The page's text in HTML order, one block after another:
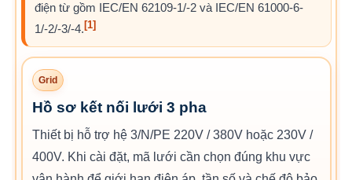
điện từ gồm IEC/EN 62109-1/-2 và IEC/EN 61000-6-
1/-2/-3/-4. [1]
Grid
Hồ sơ kết nối lưới 3 pha
Thiết bị hỗ trợ hệ 3/N/PE 220V / 380V hoặc 230V /
400V. Khi cài đặt, mã lưới cần chọn đúng khu vực